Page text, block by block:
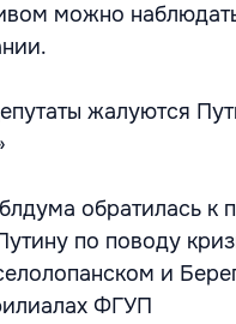
можно
жалуются
обратилась к
по поводу
и
ФГУП